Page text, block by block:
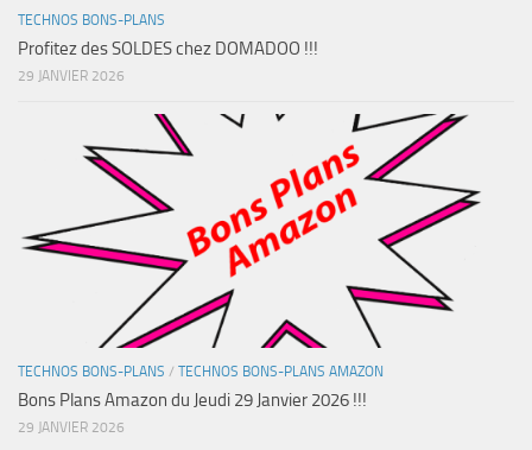
TECHNOS BONS-PLANS
Profitez des SOLDES chez DOMADOO !!!
29 JANVIER 2026
TECHNOS BONS-PLANS / TECHNOS BONS-PLANS AMAZON
Bons Plans Amazon du Jeudi 29 Janvier 2026 !!!
29 JANVIER 2026